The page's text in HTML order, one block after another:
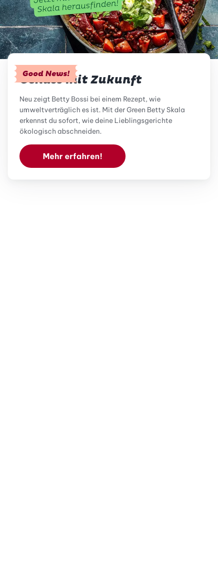
Good News!
Genuss mit Zukunft
Neu zeigt Betty Bossi bei einem Rezept, wie
umweltverträglich es ist. Mit der Green Betty Skala
erkennst du sofort, wie deine Lieblingsgerichte
ökologisch abschneiden.
Mehr erfahren!